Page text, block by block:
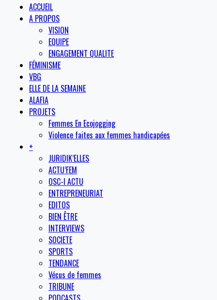
ACCUEIL
A PROPOS
VISION
EQUIPE
ENGAGEMENT QUALITE
FÉMINISME
VBG
ELLE DE LA SEMAINE
ALAFIA
PROJETS
Femmes En Ecojogging
Violence faites aux femmes handicapées
+
JURIDIK’ELLES
ACTU’FEM
OSC-I ACTU
ENTREPRENEURIAT
EDITOS
BIEN ÊTRE
INTERVIEWS
SOCIETE
SPORTS
TENDANCE
Vécus de femmes
TRIBUNE